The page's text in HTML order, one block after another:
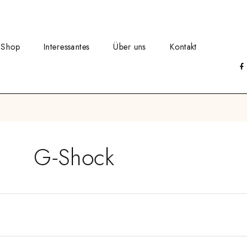
Shop Interessantes Über uns
Kontakt
G-Shock